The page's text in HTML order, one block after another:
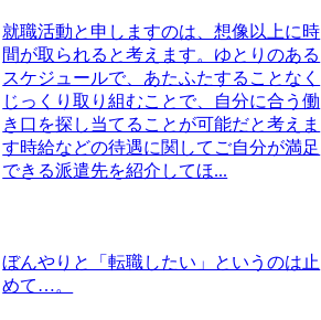
就職活動と申しますのは、想像以上に時
間が取られると考えます。ゆとりのある
スケジュールで、あたふたすることなく
じっくり取り組むことで、自分に合う働
き口を探し当てることが可能だと考えま
す時給などの待遇に関してご自分が満足
できる派遣先を紹介してほ...
ぼんやりと「転職したい」というのは止
めて…。